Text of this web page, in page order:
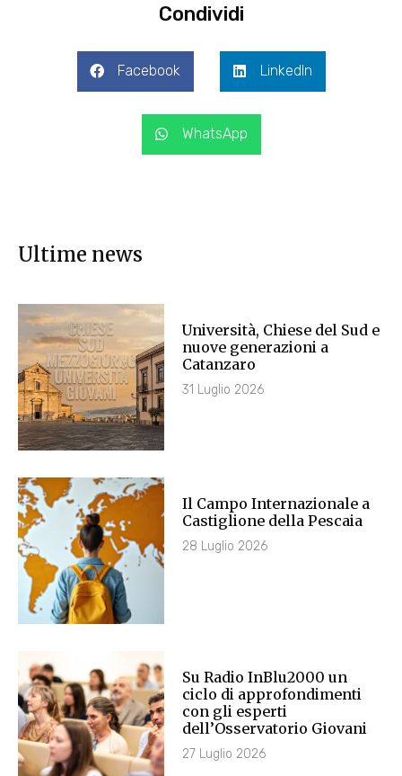
Condividi
Facebook LinkedIn
WhatsApp
Ultime news
Università, Chiese del Sud e
nuove generazioni a
Catanzaro
31 Luglio 2026
Il Campo Internazionale a
Castiglione della Pescaia
28 Luglio 2026
Su Radio InBlu2000 un
ciclo di approfondimenti
con gli esperti
dell’Osservatorio Giovani
27 Luglio 2026